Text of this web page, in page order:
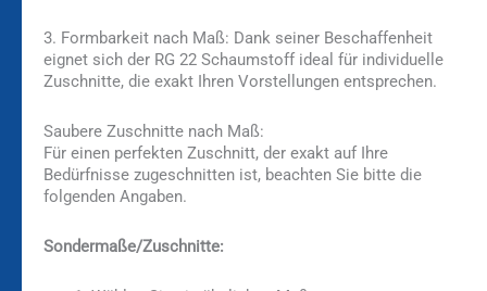
3. Formbarkeit nach Maß: Dank seiner Beschaffenheit
eignet sich der RG 22 Schaumstoff ideal für individuelle
Zuschnitte, die exakt Ihren Vorstellungen entsprechen.
Saubere Zuschnitte nach Maß:
Für einen perfekten Zuschnitt, der exakt auf Ihre
Bedürfnisse zugeschnitten ist, beachten Sie bitte die
folgenden Angaben.
Sondermaße/Zuschnitte: